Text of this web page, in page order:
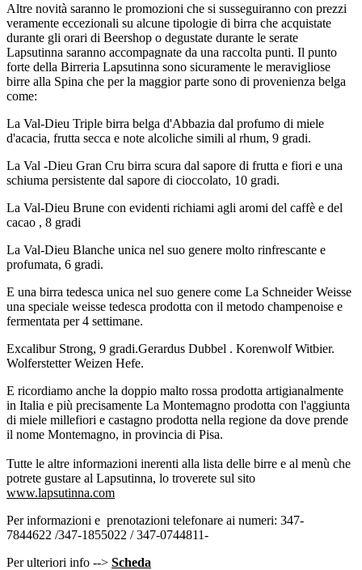
Altre novità saranno le promozioni che si susseguiranno con prezzi
veramente eccezionali su alcune tipologie di birra che acquistate
durante gli orari di Beershop o degustate durante le serate
Lapsutinna saranno accompagnate da una raccolta punti. Il punto
forte della Birreria Lapsutinna sono sicuramente le meravigliose
birre alla Spina che per la maggior parte sono di provenienza belga
come:
La Val-Dieu Triple birra belga d'Abbazia dal profumo di miele
d'acacia, frutta secca e note alcoliche simili al rhum, 9 gradi.
La Val -Dieu Gran Cru birra scura dal sapore di frutta e fiori e una
schiuma persistente dal sapore di cioccolato, 10 gradi.
La Val-Dieu Brune con evidenti richiami agli aromi del caffè e del
cacao , 8 gradi
La Val-Dieu Blanche unica nel suo genere molto rinfrescante e
profumata, 6 gradi.
E una birra tedesca unica nel suo genere come La Schneider Weisse
una speciale weisse tedesca prodotta con il metodo champenoise e
fermentata per 4 settimane.
Excalibur Strong, 9 gradi.Gerardus Dubbel . Korenwolf Witbier.
Wolferstetter Weizen Hefe.
E ricordiamo anche la doppio malto rossa prodotta artigianalmente
in Italia e più precisamente La Montemagno prodotta con l'aggiunta
di miele millefiori e castagno prodotta nella regione da dove prende
il nome Montemagno, in provincia di Pisa.
Tutte le altre informazioni inerenti alla lista delle birre e al menù che
potrete gustare al Lapsutinna, lo troverete sul sito
www.lapsutinna.com
Per informazioni e prenotazioni telefonare ai numeri: 347-
7844622 /347-1855022 / 347-0744811-
Per ulteriori info --> Scheda